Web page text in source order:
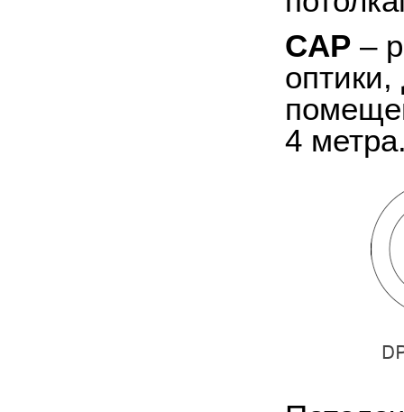
CAP –
4